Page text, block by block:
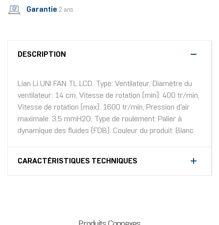
Garantie 2 ans
DESCRIPTION
Lian Li UNI FAN TL LCD. Type: Ventilateur, Diamètre du
ventilateur: 14 cm, Vitesse de rotation (min): 400 tr/min,
Vitesse de rotation (max): 1600 tr/min, Pression d'air
maximale: 3,5 mmH2O, Type de roulement: Palier à
dynamique des fluides (FDB). Couleur du produit: Blanc
CARACTÉRISTIQUES TECHNIQUES